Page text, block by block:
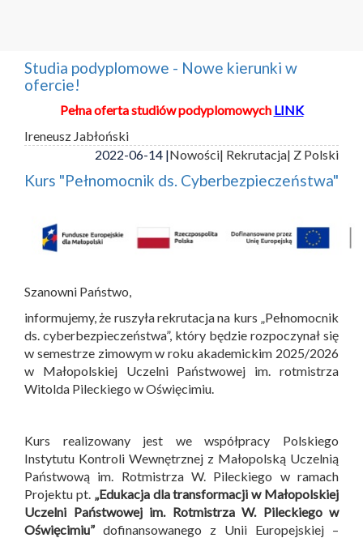
Studia podyplomowe - Nowe kierunki w
ofercie!
Pełna oferta studiów podyplomowych LINK
Ireneusz Jabłoński
2022-06-14 |Nowości| Rekrutacja| Z Polski
Kurs "Pełnomocnik ds. Cyberbezpieczeństwa"
Szanowni Państwo,
informujemy, że ruszyła rekrutacja na kurs „Pełnomocnik
ds. cyberbezpieczeństwa”, który będzie rozpoczynał się
w semestrze zimowym w roku akademickim 2025/2026
w Małopolskiej Uczelni Państwowej im. rotmistrza
Witolda Pileckiego w Oświęcimiu.
Kurs realizowany jest we współpracy Polskiego
Instytutu Kontroli Wewnętrznej z Małopolską Uczelnią
Państwową im. Rotmistrza W. Pileckiego w ramach
Projektu pt. „Edukacja dla transformacji w Małopolskiej
Uczelni Państwowej im. Rotmistrza W. Pileckiego w
Oświęcimiu”dofinansowanego z Unii Europejskiej –